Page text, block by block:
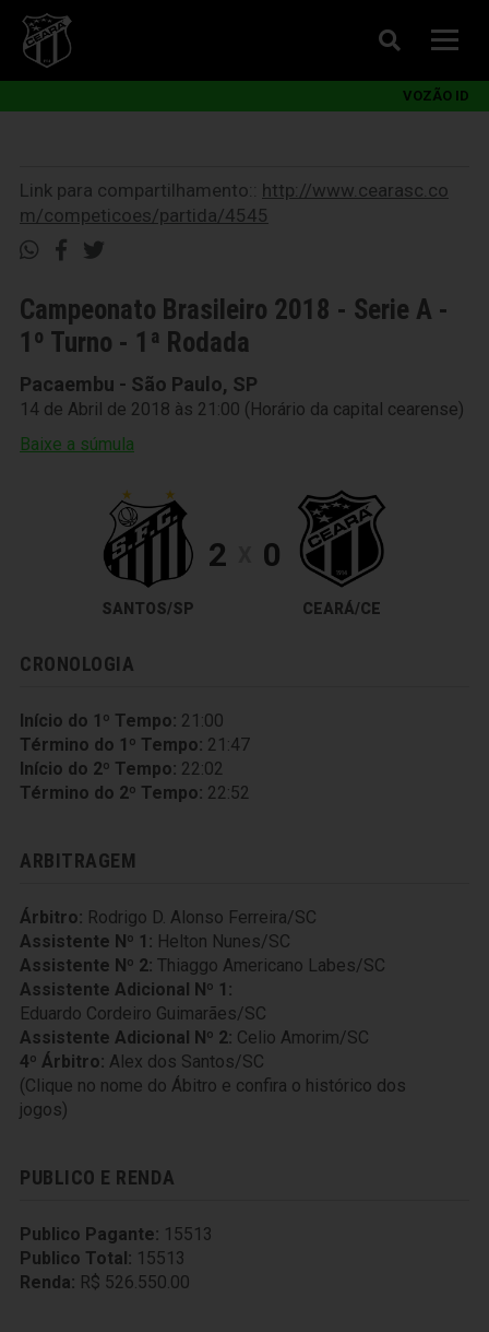
VOZÃO ID
Link para compartilhamento:: http://www.cearasc.co
m/competicoes/partida/4545
Campeonato Brasileiro 2018 - Serie A -
1º Turno - 1ª Rodada
Pacaembu - São Paulo, SP
14 de Abril de 2018 às 21:00 (Horário da capital cearense)
Baixe a súmula
SANTOS/SP
2 0
CEARÁ/CE
CRONOLOGIA
Início do 1º Tempo: 21:00
Término do 1º Tempo: 21:47
Início do 2º Tempo: 22:02
Término do 2º Tempo: 22:52
ARBITRAGEM
Árbitro: Rodrigo D. Alonso Ferreira/SC
Assistente Nº 1: Helton Nunes/SC
Assistente Nº 2: Thiaggo Americano Labes/SC
Assistente Adicional Nº 1:
Eduardo Cordeiro Guimarães/SC
Assistente Adicional Nº 2: Celio Amorim/SC
4º Árbitro: Alex dos Santos/SC
(Clique no nome do Ábitro e confira o histórico dos
jogos)
PUBLICO E RENDA
Publico Pagante: 15513
Publico Total: 15513
Renda: R$ 526.550.00